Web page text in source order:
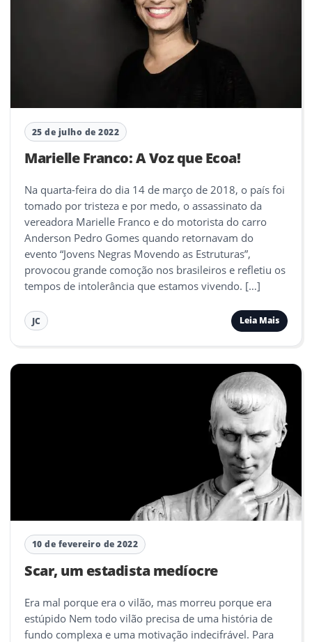
25 de julho de 2022
Marielle Franco: A Voz que Ecoa!
Na quarta-feira do dia 14 de março de 2018, o país foi
tomado por tristeza e por medo, o assassinato da
vereadora Marielle Franco e do motorista do carro
Anderson Pedro Gomes quando retornavam do
evento “Jovens Negras Movendo as Estruturas”,
provocou grande comoção nos brasileiros e refletiu os
tempos de intolerância que estamos vivendo. […]
JC Leia Mais
10 de fevereiro de 2022
Scar, um estadista medíocre
Era mal porque era o vilão, mas morreu porque era
estúpido Nem todo vilão precisa de uma história de
fundo complexa e uma motivação indecifrável. Para